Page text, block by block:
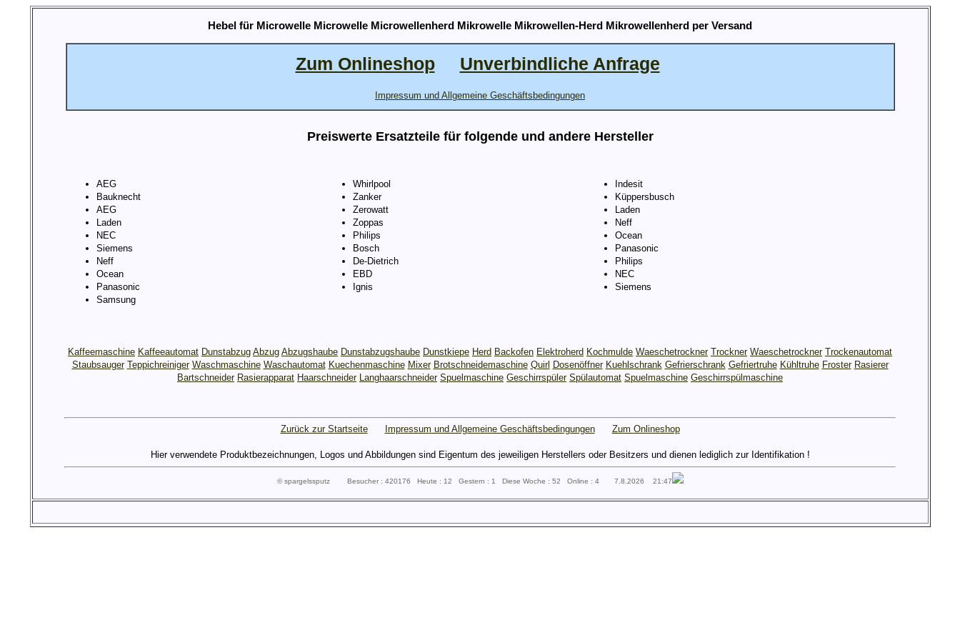
Hebel für Microwelle Microwelle Microwellenherd Mikrowelle Mikrowellen-Herd Mikrowellenherd per Versand
Zum Onlineshop Unverbindliche Anfrage
Impressum und Allgemeine Geschäftsbedingungen
Preiswerte Ersatzteile für folgende und andere Hersteller
AEG
Bauknecht
AEG
Laden
NEC
Siemens
Neff
Ocean
Panasonic
Samsung
Whirlpool
Zanker
Zerowatt
Zoppas
Philips
Bosch
De-Dietrich
EBD
Ignis
Indesit
Küppersbusch
Laden
Neff
Ocean
Panasonic
Philips
NEC
Siemens
Kaffeemaschine Kaffeeautomat Dunstabzug Abzug Abzugshaube Dunstabzugshaube Dunstkiepe Herd Backofen Elektroherd Kochmulde Waeschetrockner Trockner Waeschetrockner Trockenautomat
Staubsauger Teppichreiniger Waschmaschine Waschautomat Kuechenmaschine Mixer Brotschneidemaschine Quirl Dosenöffner Kuehlschrank Gefrierschrank Gefriertruhe Kühltruhe Froster Rasierer
Bartschneider Rasierapparat Haarschneider Langhaarschneider Spuelmaschine Geschirrspüler Spülautomat Spuelmaschine Geschirrspülmaschine
Zurück zur Startseite Impressum und Allgemeine Geschäftsbedingungen Zum Onlineshop
Hier verwendete Produktbezeichnungen, Logos und Abbildungen sind Eigentum des jeweiligen Herstellers oder Besitzers und dienen lediglich zur Identifikation !
© spargelssputz Besucher : 420176 Heute : 12 Gestern : 1 Diese Woche : 52 Online : 4 7.8.2026 21:47